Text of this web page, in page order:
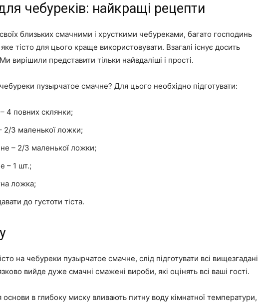
чебуреків: найкращі рецепти
близьких смачними і хрусткими чебуреками, багато господинь
тісто для цього краще використовувати. Взагалі існує досить
Ми вирішили представити тільки найвдаліші і прості.
пузырчатое смачне? Для цього необхідно підготувати:
4 повних склянки;
2/3 маленької ложки;
– 2/3 маленької ложки;
– 1 шт.;
ложка;
до густоти тіста.
на чебуреки пузырчатое смачне, слід підготувати всі вищезгадані
вийде дуже смачні смажені вироби, які оцінять всі ваші гості.
в глибоку миску вливають питну воду кімнатної температури,